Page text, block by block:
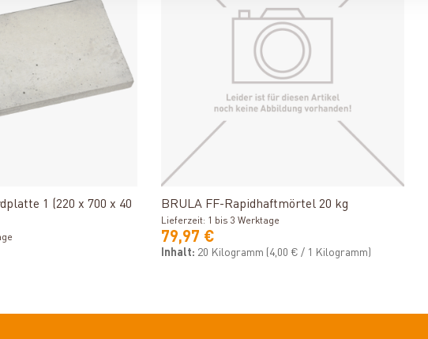
1 (220 x 700 x 40
BRULA FF-Rapidhaftmörtel 20 kg
Lieferzeit: 1 bis 3 Werktage
79,97 €
Inhalt: 20 Kilogramm (4,00 € / 1 Kilogramm)